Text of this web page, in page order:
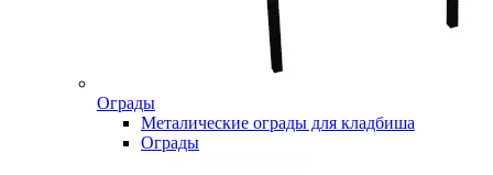
Ограды
Металические ограды для кладбиша
Ограды